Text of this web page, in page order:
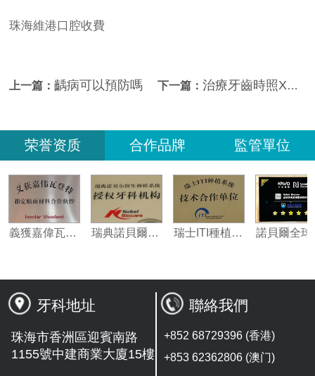
珠海維港口腔收費
上一篇：齲病可以預防嗎 下一篇： 治療牙齒時照X線牙片有什麼作用
荣誉资质 合作品牌 監管單位
牙科地址
珠海市香洲區迎賓南路
1155號中建商業大廈15樓
聯絡我們
+852 68729396 (香港)
+853 62362806 (澳门)